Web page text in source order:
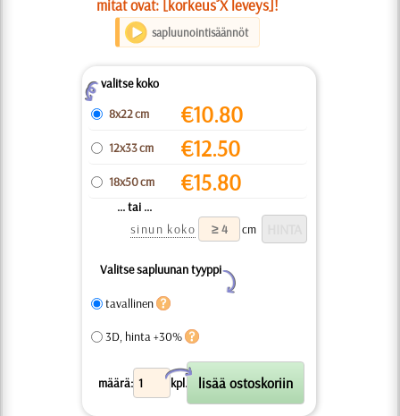
mitat ovat: [korkeus X leveys]!
sapluunointisäännöt
Zvalitse koko
8x22 cm
€10.80
12x33 cm €12.50
18x50 cm €15.80
... tai ...
sinun koko
cm
Valitse sapluunan tyyppi
Y
tavallinen
3D, hinta +30%
määrä: kpl.
X